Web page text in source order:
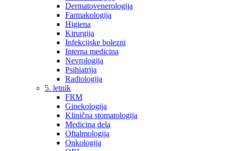
Dermatovenerologija
Farmakologija
Higiena
Kirurgija
Infekcijske bolezni
Interna medicina
Nevrologija
Psihiatrija
Radiologija
5. letnik
FRM
Ginekologija
Klinična stomatologija
Medicina dela
Oftalmologija
Onkologija